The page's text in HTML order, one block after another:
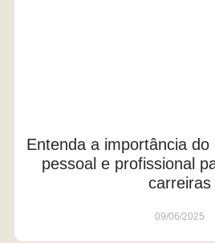
Entenda a importância do
pessoal e profissional
carreiras
09/06/2025